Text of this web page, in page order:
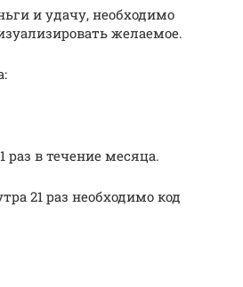
и удачу, необходимо
желаемое.
раз в течение месяца.
21 раз необходимо код